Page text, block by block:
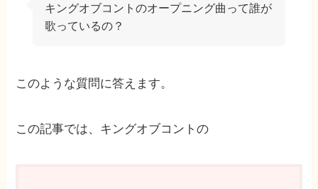
キングオブコントのオープニング曲って誰が
歌っているの？
このような質問に答えます。
この記事では、キングオブコントの